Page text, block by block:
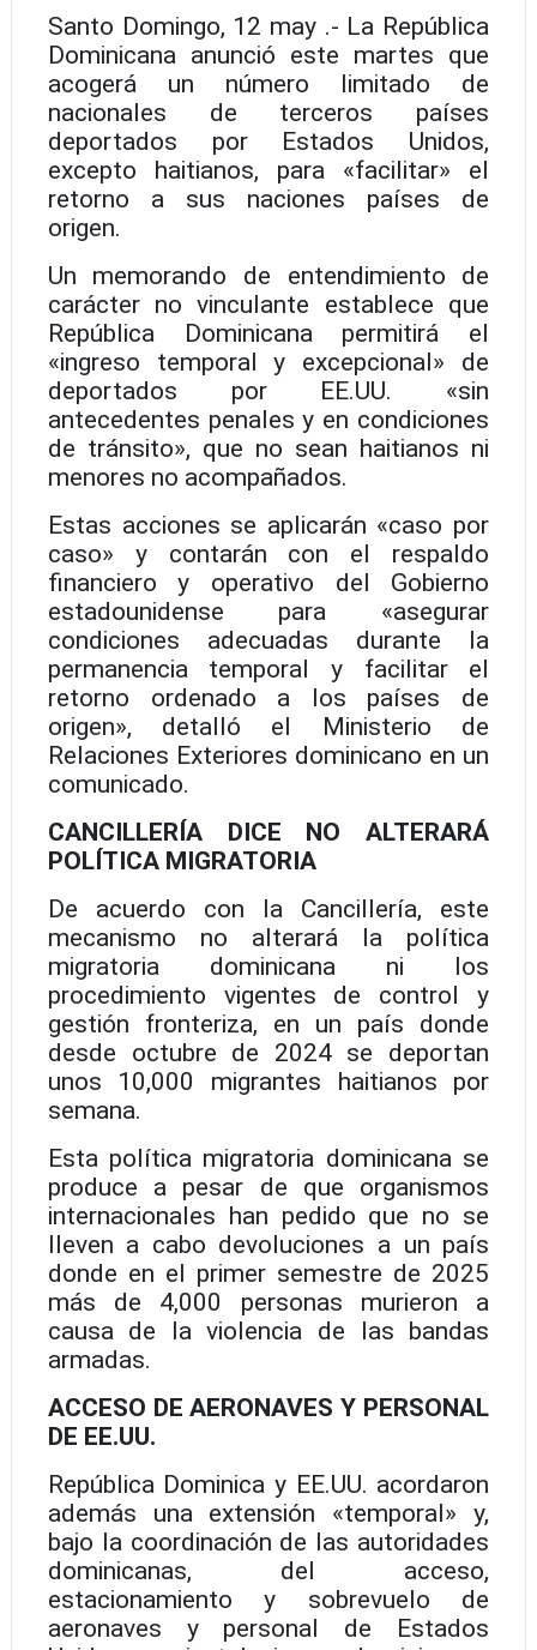
Santo Domingo, 12 may .- La República
Dominicana anunció este martes que
acogerá un número limitado de
nacionales de terceros países
deportados por Estados Unidos,
excepto haitianos, para «facilitar» el
retorno a sus naciones países de
origen.
Un memorando de entendimiento de
carácter no vinculante establece que
República Dominicana permitirá el
«ingreso temporal y excepcional» de
deportados por EE.UU. «sin
antecedentes penales y en condiciones
de tránsito», que no sean haitianos ni
menores no acompañados.
Estas acciones se aplicarán «caso por
caso» y contarán con el respaldo
financiero y operativo del Gobierno
estadounidense para «asegurar
condiciones adecuadas durante la
permanencia temporal y facilitar el
retorno ordenado a los países de
origen», detalló el Ministerio de
Relaciones Exteriores dominicano en un
comunicado.
CANCILLERÍA DICE NO ALTERARÁ
POLÍTICA MIGRATORIA
De acuerdo con la Cancillería, este
mecanismo no alterará la política
migratoria dominicana ni los
procedimiento vigentes de control y
gestión fronteriza, en un país donde
desde octubre de 2024 se deportan
unos 10,000 migrantes haitianos por
semana.
Esta política migratoria dominicana se
produce a pesar de que organismos
internacionales han pedido que no se
lleven a cabo devoluciones a un país
donde en el primer semestre de 2025
más de 4,000 personas murieron a
causa de la violencia de las bandas
armadas.
ACCESO DE AERONAVES Y PERSONAL
DE EE.UU.
República Dominica y EE.UU. acordaron
además una extensión «temporal» y,
bajo la coordinación de las autoridades
dominicanas, del acceso,
estacionamiento y sobrevuelo de
aeronaves y personal de Estados